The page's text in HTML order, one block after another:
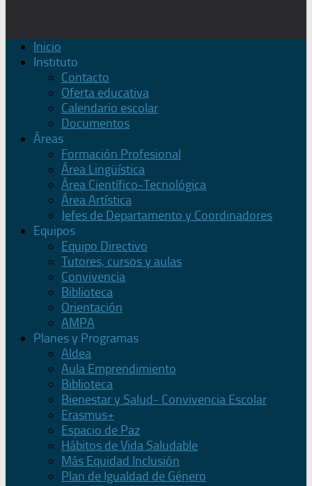
Inicio
Instituto
Contacto
Oferta educativa
Calendario escolar
Documentos
Áreas
Formación Profesional
Área Lingüística
Área Científico-Tecnológica
Área Artística
Jefes de Departamento y Coordinadores
Equipos
Equipo Directivo
Tutores, cursos y aulas
Convivencia
Biblioteca
Orientación
AMPA
Planes y Programas
Aldea
Aula Emprendimiento
Biblioteca
Bienestar y Salud- Convivencia Escolar
Erasmus+
Espacio de Paz
Hábitos de Vida Saludable
Más Equidad Inclusión
Plan de Igualdad de Género